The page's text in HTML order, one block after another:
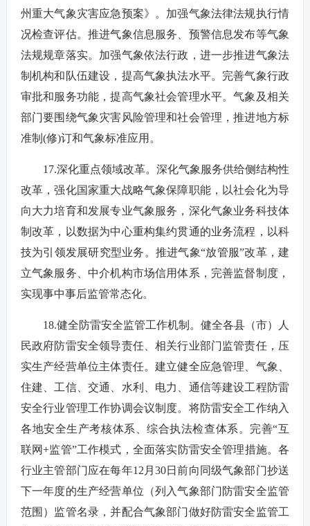
州重大气象灾害应急预案》。加强气象法律法规执行情
况检查评估。推进气象信息服务、预警信息发布等气象
法规规章落实。加强气象依法行政，进一步推进气象法
制机构和队伍建设，提高气象执法水平。完善气象行政
审批和服务功能，提高气象社会管理水平。气象及相关
部门要围绕气象灾害风险管理和社会管理，推进地方标
准制(修)订和气象标准应用。
17.深化重点领域改革。深化气象服务供给侧结构性
改革，强化国家重大战略气象保障职能，以社会化为导
向大力培育和发展专业气象服务，深化气象业务科技体
制改革，以数据为中心重构集约贯通的业务流程，以科
技为引领发展研究型业务。推进气象“放管服”改革，建
立气象服务、中介机构市场信用体系，完善监督制度，
实现事中事后监管常态化。
18.健全防雷安全监管工作机制。健全各县（市）人
民政府防雷安全领导责任、相关行业部门监管责任，压
实生产经营单位主体责任。建立健全应急管理、气象、
住建、工信、交通、水利、电力、通信等建设工程防雷
安全行业管理工作协调会议制度。将防雷安全工作纳入
各地安全生产考核体系、综合执法检查体系。完善“互
联网+监管”工作模式，全面落实防雷安全管理措施。各
行业主管部门应在每年12月30日前向同级气象部门抄送
下一年度的生产经营单位（列入气象部门防雷安全监管
范围）监管名录，并配合气象部门做好防雷安全监管工